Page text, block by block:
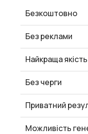
Безкоштовно
Без реклами
Найкраща якість
Без черги
Приватний
Можливість